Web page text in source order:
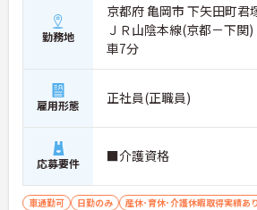
勤務地
京都府 亀岡市 下矢田町君
ＪＲ山陰本線(京都－下関
車7分
雇用形態 正社員(正職員)
応募要件 ■介護資格
車通勤可 日勤のみ 産休･育休･介護休暇取得実績あり